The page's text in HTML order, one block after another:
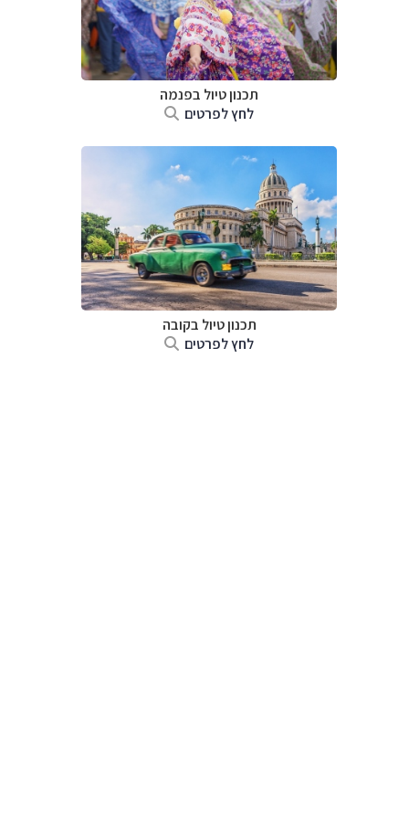
תכנון טיול בפנמה
לחץ לפרטים
תכנון טיול בקובה
לחץ לפרטים